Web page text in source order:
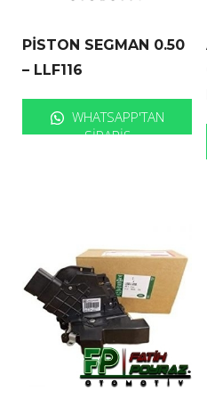
PİSTON SEGMAN 0.50
– LLF116
WHATSAPP'TAN
SIPARIŞ